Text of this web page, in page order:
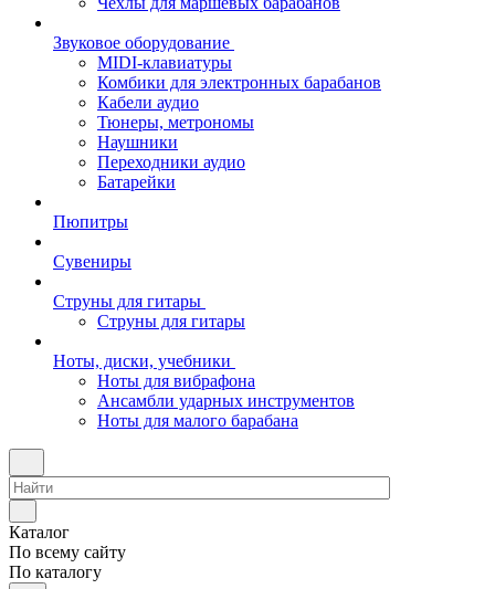
Звуковое оборудование
MIDI-клавиатуры
Комбики для электронных барабанов
Кабели аудио
Тюнеры, метрономы
Наушники
Переходники аудио
Батарейки
Пюпитры
Сувениры
Струны для гитары
Струны для гитары
Ноты, диски, учебники
Ноты для вибрафона
Ансамбли ударных инструментов
Ноты для малого барабана
Каталог
По всему сайту
По каталогу